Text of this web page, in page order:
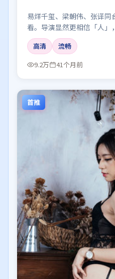
易烊千玺、梁朝伟、张译
看。导演显然更相信「人」
高清
流畅
9.2万
41个月前
首推